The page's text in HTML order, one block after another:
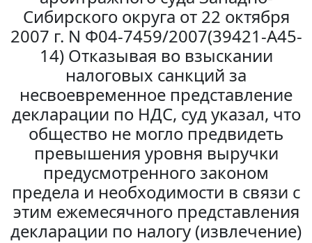
Сибирского округа от 22 октября
2007 г. N Ф04-7459/2007(39421-А45-
14) Отказывая во взыскании
налоговых санкций за
несвоевременное представление
декларации по НДС, суд указал, что
общество не могло предвидеть
превышения уровня выручки
предусмотренного законом
предела и необходимости в связи с
этим ежемесячного представления
декларации по налогу (извлечение)